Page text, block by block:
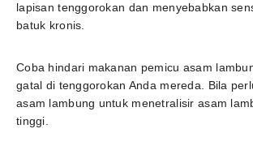
lapisan tenggorokan dan menyebabkan
batuk kronis.
Coba hindari makanan pemicu asam
gatal di tenggorokan Anda mereda. Bila
asam lambung untuk menetralisir asam
tinggi.